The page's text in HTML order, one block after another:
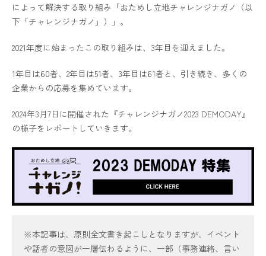
によって解決する取り組み「おためし立地チャレンジナガノ（以
下「チャレンジナガノ」）」。
2021年度に始まったこの取り組みは、3年目を迎えました。
1年目は60者、2年目は51者、3年目は61者と、引き続き、多くの
企業からの応募を集めています。
2024年3月7日に開催された『チャレンジナガノ2023 DEMODAY』
の様子をレポートしていきます。
※本記事は、原則全文書き起こしとなりますが、イベント
や話者の意図が一層伝わるように、一部（事務連絡、言い